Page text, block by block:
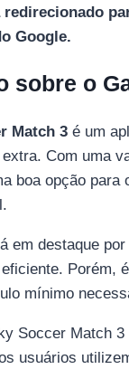
redirecionado
Google.
sobre o
Match 3 é um
Com uma
boa opção
em destaque
Porém,
mínimo
Soccer Match
usuários